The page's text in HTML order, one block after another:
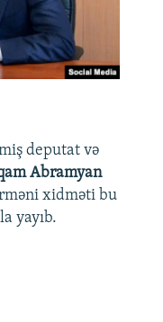
deputat və
Abramyan
xidməti bu
yayıb.